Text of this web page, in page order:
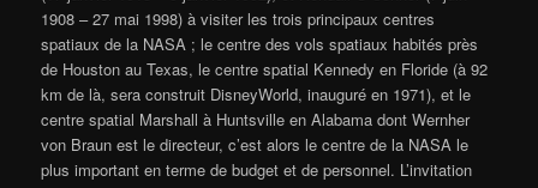
1908 – 27 mai 1998) à visiter les trois principaux centres
spatiaux de la NASA ; le centre des vols spatiaux habités près
de Houston au Texas, le centre spatial Kennedy en Floride (à 92
km de là, sera construit DisneyWorld, inauguré en 1971), et le
centre spatial Marshall à Huntsville en Alabama dont Wernher
von Braun est le directeur, c’est alors le centre de la NASA le
plus important en terme de budget et de personnel. L’invitation